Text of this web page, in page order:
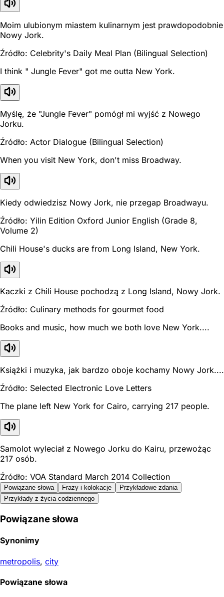
Moim ulubionym miastem kulinarnym jest prawdopodobnie
Nowy Jork.
Źródło: Celebrity's Daily Meal Plan (Bilingual Selection)
I think " Jungle Fever" got me outta New York.
Myślę, że "Jungle Fever" pomógł mi wyjść z Nowego
Jorku.
Źródło: Actor Dialogue (Bilingual Selection)
When you visit New York, don't miss Broadway.
Kiedy odwiedzisz Nowy Jork, nie przegap Broadwayu.
Źródło: Yilin Edition Oxford Junior English (Grade 8,
Volume 2)
Chili House's ducks are from Long Island, New York.
Kaczki z Chili House pochodzą z Long Island, Nowy Jork.
Źródło: Culinary methods for gourmet food
Books and music, how much we both love New York....
Książki i muzyka, jak bardzo oboje kochamy Nowy Jork....
Źródło: Selected Electronic Love Letters
The plane left New York for Cairo, carrying 217 people.
Samolot wyleciał z Nowego Jorku do Kairu, przewożąc
217 osób.
Źródło: VOA Standard March 2014 Collection
Powiązane słowa Frazy i kolokacje
Przykładowe zdania
Przykłady z życia codziennego
Powiązane słowa
Synonimy
metropolis, city
Powiązane słowa